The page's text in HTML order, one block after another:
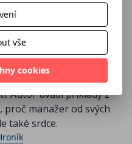
přibližuje otázky
v manažerské práci.
tipů a doporučení,
s ožehavými problémy a
a nedostat se
Autor uvádí příklady z
manažer od svých
také srdce.
vše
cookies